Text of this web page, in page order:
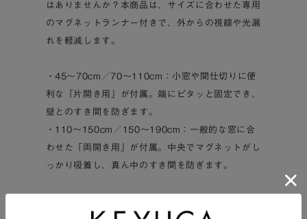
はありませんか？本商品は、サイズに合わせた専用
のマグネットランナー付きで、外からの視線や光漏
れを軽減します。
・45～70cm／70～110cm：小窓や間仕切りに便
利な「片開き用」が付属。端にピタッと固定でき、
壁とのすき間を防ぎます。
・110～150cm／150～190cm：一般的な窓に合
わせた「両開き用」が付属。中央でマグネットがし
っかり吸着し、真ん中のすき間を防ぎます。